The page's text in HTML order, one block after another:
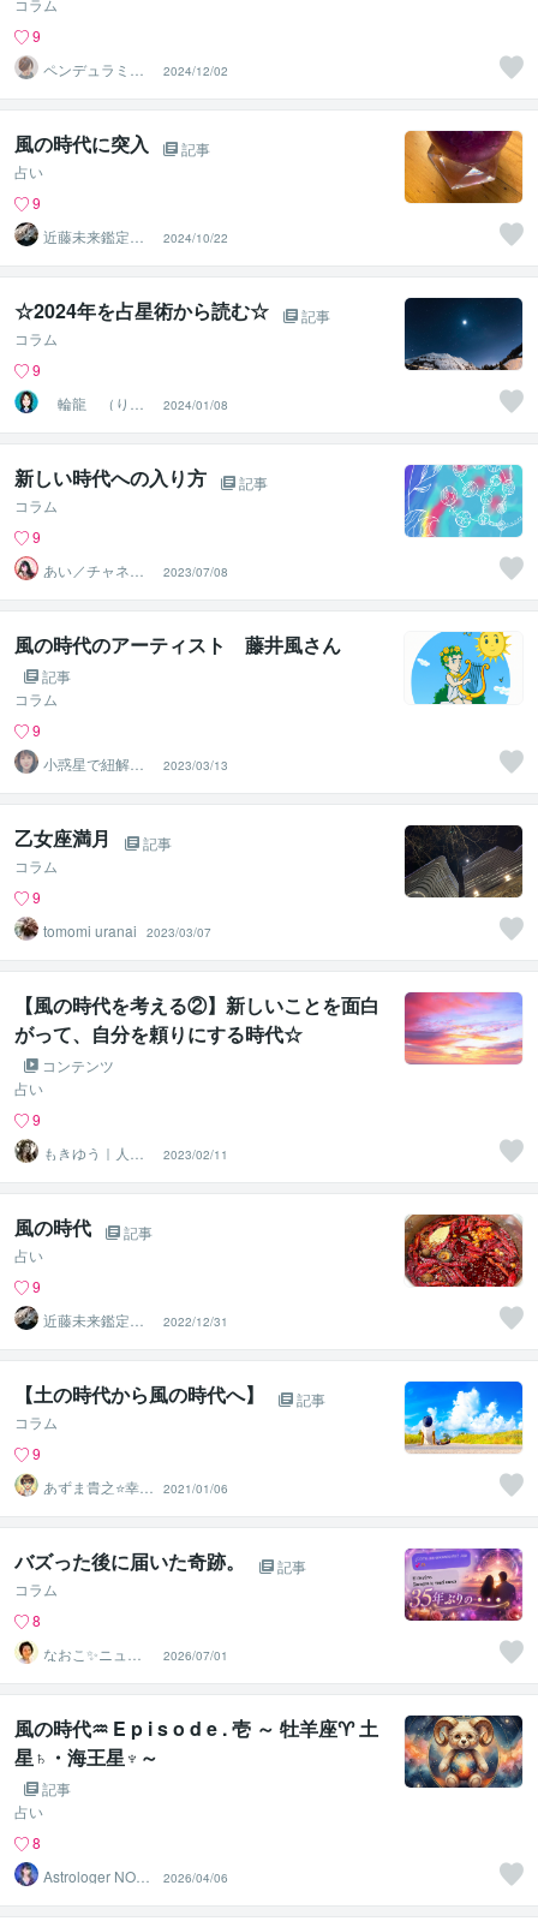
コラム
9
ペンデュラミス
ト・ローレン
2024/12/02
風の時代に突入
記事
占い
9
近藤未来鑑定
近藤 光 【移転
済】
2024/10/22
☆2024年を占星術から読む☆
記事
コラム
9
輪龍 （りん
りゅう）
2024/01/08
新しい時代への入り方
記事
コラム
9
あい／チャネリ
ングアート✨夏S
ALE
2023/07/08
風の時代のアーティスト 藤井風さん
記事
コラム
9
小惑星で紐解く
魂の設計図と使
命｜美月
2023/03/13
乙女座満月
記事
コラム
9
tomomi uranai
2023/03/07
【風の時代を考える②】新しいことを面白
がって、自分を頼りにする時代☆
コンテンツ
占い
9
もきゆう｜人生
の統治OSプロデ
ューサー
2023/02/11
風の時代
記事
占い
9
近藤未来鑑定
近藤 光 【移転
済】
2022/12/31
【土の時代から風の時代へ】
記事
コラム
9
あずま貴之⭐幸せ
自分軸の生き方
育成コーチ
2021/01/06
バズった後に届いた奇跡。
記事
コラム
8
なおこ✨ニュー
ジーランドNo1
鑑定士✨
2026/07/01
風の時代♒ E p i s o d e . 壱 ～ 牡羊座♈ 土
星♄・海王星♆～
記事
占い
8
Astrologer NORi
2026/04/06